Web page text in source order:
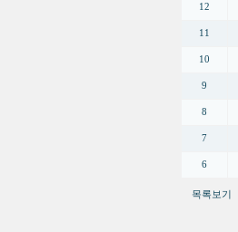
12
11
10
9
8
7
6
목록보기